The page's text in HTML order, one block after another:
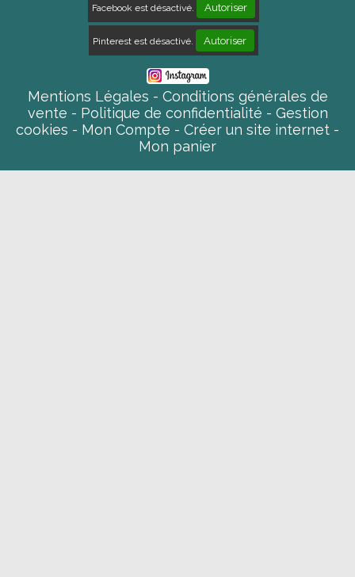
Facebook est désactivé. Autoriser
Pinterest est désactivé. Autoriser
Mentions Légales
Conditions générales de
vente
Politique de confidentialité
Gestion
cookies
Mon Compte
Créer un site internet
Mon panier